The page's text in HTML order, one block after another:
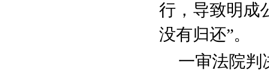
行，导致明成
没有归还”。
一审法院判